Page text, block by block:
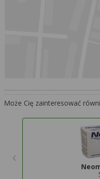
Może Cię zainteresować